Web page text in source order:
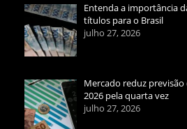
Entenda a importância
títulos para o Brasil
julho 27, 2026
Mercado reduz previsão
2026 pela quarta vez
julho 27, 2026